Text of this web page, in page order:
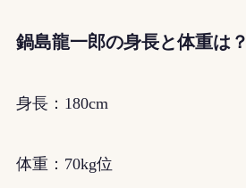
鍋島龍一郎の身長と体重は？
身長：180cm
体重：70kg位